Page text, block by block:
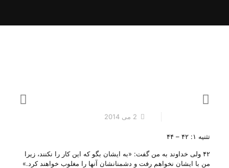
2 می 2014
تثنیه ۱: ۴۲ – ۴۴
۴۲ ولی‌ خداوند به‌ من‌ گفت‌: «به‌ ایشان‌ بگو كه‌ این‌ كار را نكنند، زیرا
من‌ با ایشان‌ نخواهم‌ رفت‌ و دشمنانشان‌ آنها را مغلوب‌ خواهند كرد.»